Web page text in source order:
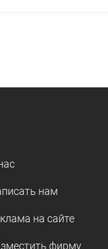
нам
на сайте
фирму